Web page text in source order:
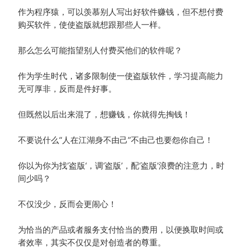
作为程序猿，可以羡慕别人写出好软件赚钱，但不想付费
购买软件，使使盗版就想跟那些人一样。
那么怎么可能指望别人付费买他们的软件呢？
作为学生时代，诸多限制使一使盗版软件，学习提高能力
无可厚非，反而是件好事。
但既然以后出来混了，想赚钱，你就得先掏钱！
不要说什么“人在江湖身不由己”不由己也要怨你自己！
你以为你为找’盗版‘，调‘盗版’，配‘盗版’浪费的注意力，时
间少吗？
不仅没少，反而会更闹心！
为恰当的产品或者服务支付恰当的费用，以便换取时间或
者效率，其实不仅仅是对创造者的尊重。